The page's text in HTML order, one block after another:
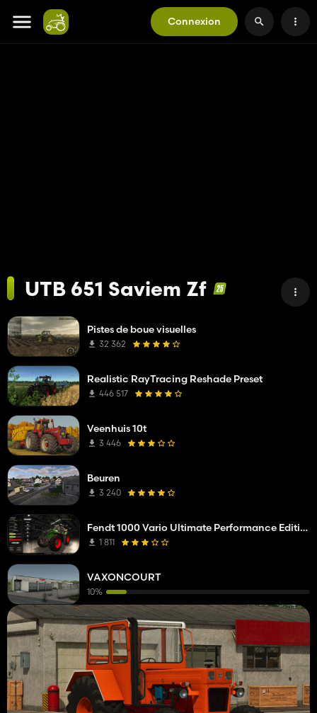
Connexion
UTB 651 Saviem Zf
Pistes de boue visuelles
32 362
Realistic RayTracing Reshade Preset
446 517
Veenhuis 10t
3 446
Beuren
3 240
Fendt 1000 Vario Ultimate Performance Edition
1 811
VAXONCOURT
10%